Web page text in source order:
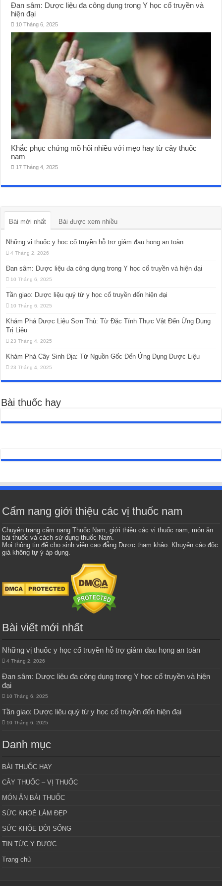
Đan sâm: Dược liệu đa công dụng trong Y học cổ truyền và
hiện đại
10 Tháng 6, 2025
Khắc phục chứng mồ hôi nhiều với mẹo hay từ cây thuốc
nam
17 Tháng 4, 2025
Bài mới nhất Bài được xem nhiều
Những vị thuốc y học cổ truyền hỗ trợ giảm đau họng an toàn
4 Tháng 2, 2026
Đan sâm: Dược liệu đa công dụng trong Y học cổ truyền và hiện đại
10 Tháng 6, 2025
Tần giao: Dược liệu quý từ y học cổ truyền đến hiện đại
10 Tháng 6, 2025
Khám Phá Dược Liệu Sơn Thù: Từ Đặc Tính Thực Vật Đến Ứng Dụng
Trị Liệu
23 Tháng 4, 2025
Khám Phá Cây Sinh Địa: Từ Nguồn Gốc Đến Ứng Dụng Dược Liệu
23 Tháng 4, 2025
Bài thuốc hay
Cẩm nang giới thiệu các vị thuốc nam
Chuyên trang cẩm nangThuốc Nam, giới thiệu các vị thuốc nam, món ăn
bài thuốc và cách sử dụng thuốc Nam.
Mọi thông tin để cho sinh viên cao đẳng Dược tham khảo. Khuyến cáo độc
giả không tự ý áp dụng.
Bài viết mới nhất
Những vị thuốc y học cổ truyền hỗ trợ giảm đau họng an toàn
4 Tháng 2, 2026
Đan sâm: Dược liệu đa công dụng trong Y học cổ truyền và hiện
đại
10 Tháng 6, 2025
Tần giao: Dược liệu quý từ y học cổ truyền đến hiện đại
10 Tháng 6, 2025
Danh mục
BÀI THUỐC HAY
CÂY THUỐC – VỊ THUỐC
MÓN ĂN BÀI THUỐC
SỨC KHOẺ LÀM ĐẸP
SỨC KHỎE ĐỜI SỐNG
TIN TỨC Y DƯỢC
Trang chủ